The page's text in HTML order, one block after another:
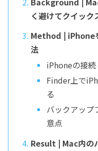
く避けてクイッ
Method | iPhone
法
iPhoneの接
Finder上で
る
バックアップ
意点
Result | Mac内の